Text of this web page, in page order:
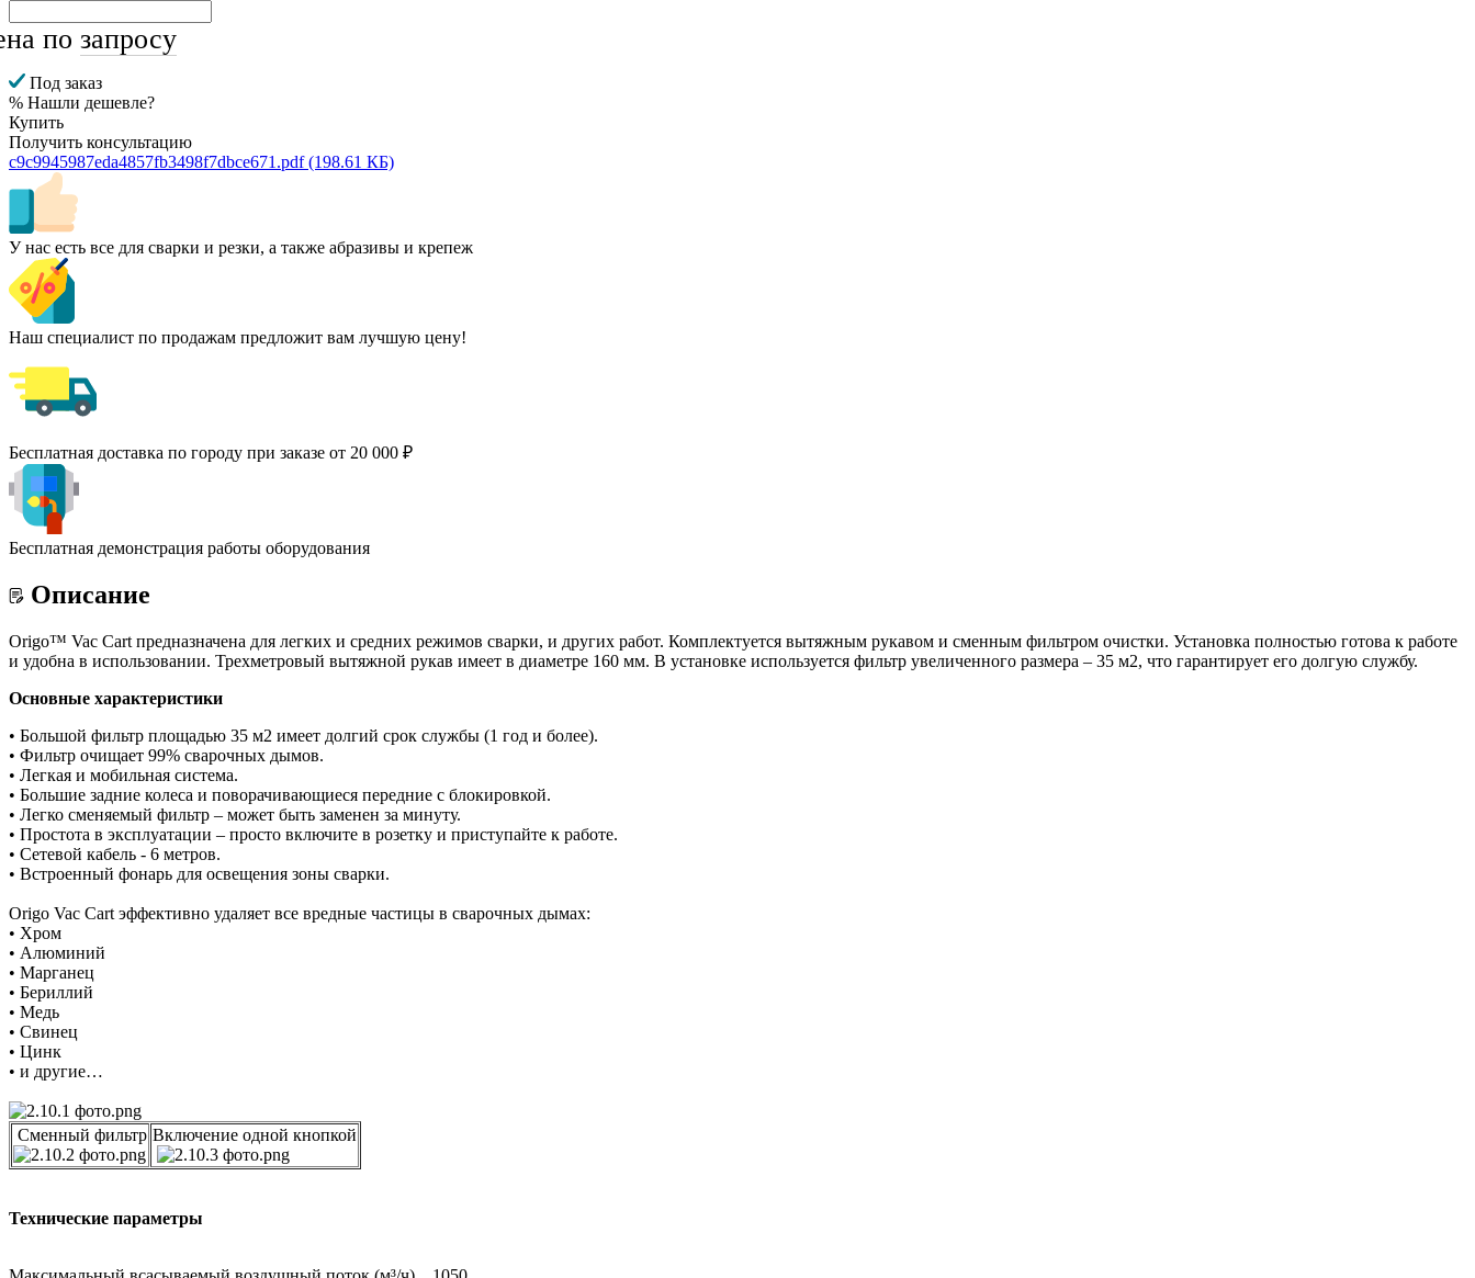
по запросу
Под заказ
% Нашли дешевле?
Купить
Получить консультацию
c9c9945987eda4857fb3498f7dbce671.pdf (198.61 КБ)
У нас есть все для сварки и резки, а также абразивы и крепеж
Наш специалист по продажам предложит вам лучшую цену!
Бесплатная доставка по городу при заказе от 20 000 ₽
Бесплатная демонстрация работы оборудования
Описание
Origo™ Vac Cart предназначена для легких и средних режимов сварки, и других работ. Комплектуется вытяжным рукавом и сменным фильтром очистки. Установка полностью готова к работе
и удобна в использовании. Трехметровый вытяжной рукав имеет в диаметре 160 мм. В установке используется фильтр увеличенного размера – 35 м2, что гарантирует его долгую службу.
Основные характеристики
• Большой фильтр площадью 35 м2 имеет долгий срок службы (1 год и более).
• Фильтр очищает 99% сварочных дымов.
• Легкая и мобильная система.
• Большие задние колеса и поворачивающиеся передние с блокировкой.
• Легко сменяемый фильтр – может быть заменен за минуту.
• Простота в эксплуатации – просто включите в розетку и приступайте к работе.
• Сетевой кабель - 6 метров.
• Встроенный фонарь для освещения зоны сварки.
Origo Vac Cart эффективно удаляет все вредные частицы в сварочных дымах:
• Хром
• Алюминий
• Марганец
• Бериллий
• Медь
• Свинец
• Цинк
• и другие…
Сменный фильтр Включение одной кнопкой
Технические параметры